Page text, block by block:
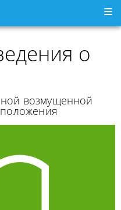
о
возмущенной